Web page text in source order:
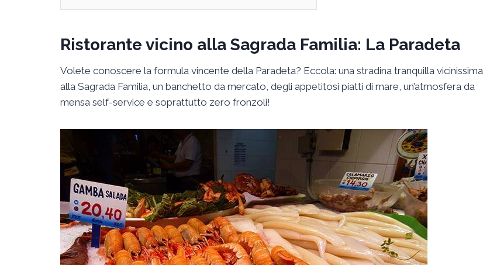
Ristorante vicino alla Sagrada Familia: La Paradeta
Volete conoscere la formula vincente della Paradeta? Eccola: una stradina tranquilla vicinissima
alla Sagrada Familia, un banchetto da mercato, degli appetitosi piatti di mare, un’atmosfera da
mensa self-service e soprattutto zero fronzoli!